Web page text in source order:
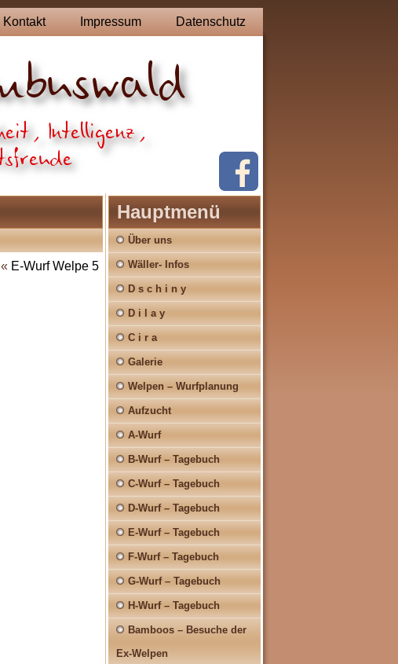
Kontakt Impressum Datenschutz
« E-Wurf Welpe 5
Hauptmenü
Über uns
Wäller- Infos
D s c h i n y
D i l a y
C i r a
Galerie
Welpen – Wurfplanung
Aufzucht
A-Wurf
B-Wurf – Tagebuch
C-Wurf – Tagebuch
D-Wurf – Tagebuch
E-Wurf – Tagebuch
F-Wurf – Tagebuch
G-Wurf – Tagebuch
H-Wurf – Tagebuch
Bamboos – Besuche der
Ex-Welpen